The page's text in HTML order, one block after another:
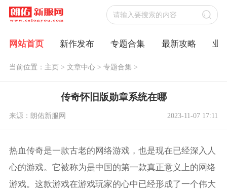
网站首页 新作发布 专题合集 最新攻略 业
当前位置： 主页> 文章中心> 专题合集 >
传奇怀旧版勋章系统在哪
来源：朗佑新服网 2023-11-07 17:11
热血传奇是一款古老的网络游戏，也是现在已经深入人
心的游戏。它被称为是中国的第一款真正意义上的网络
游戏。这款游戏在游戏玩家的心中已经形成了一个伟大